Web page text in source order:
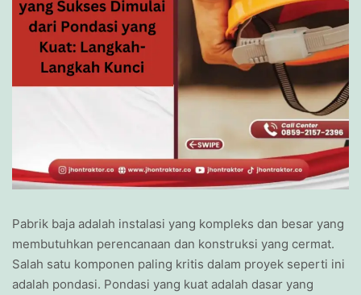
Pabrik baja adalah instalasi yang kompleks dan besar yang
membutuhkan perencanaan dan konstruksi yang cermat.
Salah satu komponen paling kritis dalam proyek seperti ini
adalah pondasi. Pondasi yang kuat adalah dasar yang